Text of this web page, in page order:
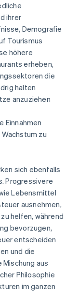
ihrer
Demografie
Tourismus
höhere
erheben,
die
halten
anzuziehen
Einnahmen
zu
sich ebenfalls
Progressivere
Lebensmittel
ausnehmen,
helfen, während
bevorzugen,
entscheiden
und die
aus
Philosophie
im ganzen